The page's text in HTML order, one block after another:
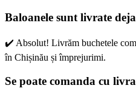
Baloanele sunt livrate
✔️ Absolut! Livrăm buchetele
în Chișinău și împrejurimi.
Se poate comanda cu